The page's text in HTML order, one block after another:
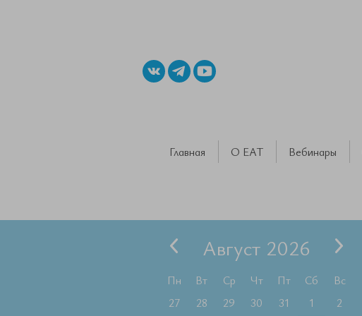
Главная О ЕАТ Вебинары
Август 2026
Пн Вт Ср Чт Пт Сб
Вс
27
28 29 30 31 1
2